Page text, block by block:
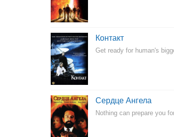
Контакт
Get ready for human's
Сердце Ангела
Nothing can prepare you